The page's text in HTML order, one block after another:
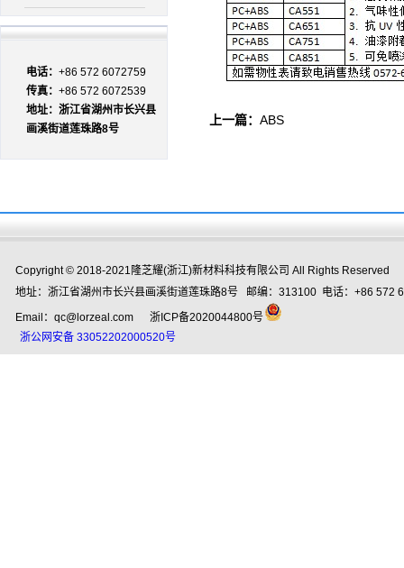
电话： +86 572 6072759
传真： +86 572 6072539
地址：浙江省湖州市长兴县
画溪街道莲珠路8号
上一篇： ABS
Copyright © 2018-2021隆芝耀(浙江)新材料科技有限公司 All Rights Reserved
地址：浙江省湖州市长兴县画溪街道莲珠路8号 邮编：313100 电话：+86
Email：qc@lorzeal.com 浙ICP备2020044800号
浙公网安备 33052202000520号